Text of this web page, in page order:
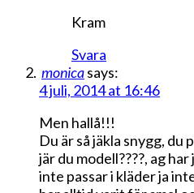
Kram
Svara
monicasays:
4 juli, 2014 at 16:46
Men hallå!!!
Du är så jäkla snygg, du
jär du modell????, ag
inte passar i kläder ja